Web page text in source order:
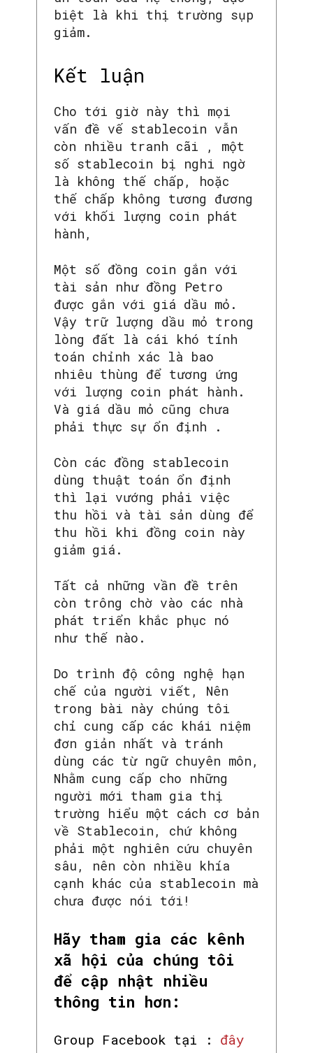
SEARCH...
biệt là khi thị trường sụp
giảm.
Kết luận
Cho tới giờ này thì mọi
vấn đề vế stablecoin vẫn
còn nhiều tranh cãi , một
số stablecoin bị nghi ngờ
là không thế chấp, hoặc
thế chấp không tương đương
với khối lượng coin phát
hành,
Một số đồng coin gắn với
tài sản như đồng Petro
được gắn với giá dầu mỏ.
Vậy trữ lượng dầu mỏ trong
lòng đất là cái khó tính
toán chỉnh xác là bao
nhiêu thùng để tương ứng
với lượng coin phát hành.
Và giá dầu mỏ cũng chưa
phải thực sự ổn định .
Còn các đồng stablecoin
dùng thuật toán ổn định
thì lại vướng phải việc
thu hồi và tài sản dùng để
thu hồi khi đồng coin này
giảm giá.
Tất cả những vần đề trên
còn trông chờ vào các nhà
phát triển khắc phục nó
như thế nào.
Do trình độ công nghệ hạn
chế của người viết, Nên
trong bài này chúng tôi
chỉ cung cấp các khái niệm
đơn giản nhất và tránh
dùng các từ ngữ chuyên môn,
Nhằm cung cấp cho những
người mới tham gia thị
trường hiểu một cách cơ bản
về Stablecoin, chứ không
phải một nghiên cứu chuyên
sâu, nên còn nhiều khía
cạnh khác của stablecoin mà
chưa được nói tới!
Hãy tham gia các kênh
xã hội của chúng tôi
để cập nhật nhiều
thông tin hơn:
Group Facebook tại : đây